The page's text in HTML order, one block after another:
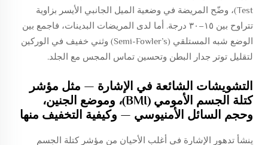
Test)، وضّح المريضة في وضعية الميل الجانبي الأيسر بزاوية
تتراوح بين ١٥–٣٠ درجة. أما لدى المريضات البدينات، فاجمع بين
الوضع شبه المستلقي (Semi-Fowler’s) وثني خفيف في الوركين
لتقليل توتر جدار البطن وتحسين تماس المجس مع الجلد.
التشويشات الشائعة في الإشارة — مثل مؤشر
كتلة الجسم الأمومي (BMI)، وموضع الجنين،
وحجم السائل الأمنيوسي — وكيفية التخفيف منها
ينشأ تدهور الإشارة في أغلب الأحيان من مؤشر كتلة الجسم